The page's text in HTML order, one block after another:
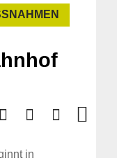
in